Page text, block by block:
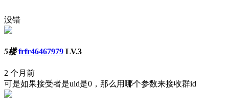
没错
5楼 frfr46467979 LV.3
2 个月前
可是如果接受者是uid是0，那么用哪个参数来接收群id